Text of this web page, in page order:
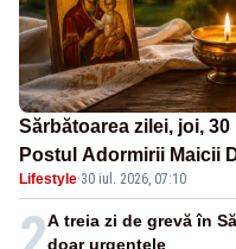
Sărbătoarea zilei, joi,
Postul Adormirii Maicii
Lifestyle·30 iul. 2026, 07:10
A treia zi de grevă în
doar urgențele